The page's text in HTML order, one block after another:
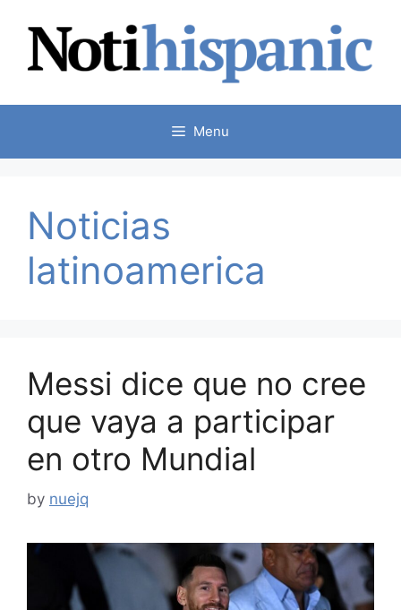
content
Menu
Noticias
latinoamerica
Messi dice que no cree
que vaya a participar
en otro Mundial
by nuejq